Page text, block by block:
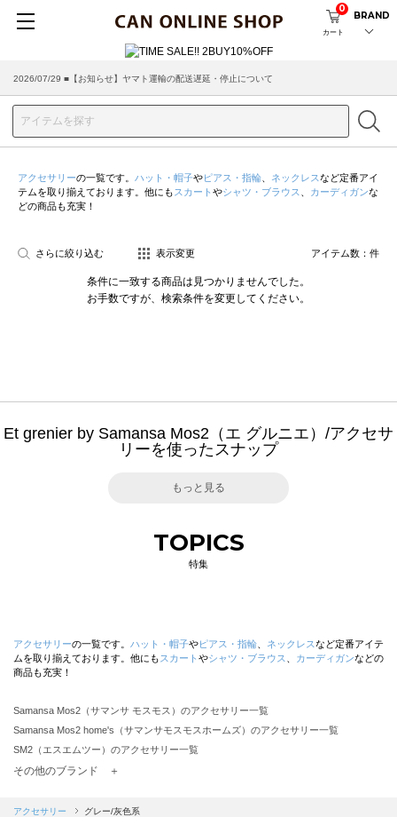
カート
0
BRAND
2026/07/29 ■【お知らせ】ヤマト運輸の配送遅延・停止について
アクセサリーの一覧です。 ハット・帽子やピアス・指輪 ネックレスなど定番アイ
テムを取り揃えております。他にも スカート やシャツ・ブラウス カーディガンな
どの商品も充実！
さらに絞り込む 表示変更 アイテム数： 件
条件に一致する商品は見つかりませんでした。
お手数ですが、検索条件を変更してください。
Et grenier by Samansa Mos2（エ グルニエ）/アクセサ
リーを使ったスナップ
もっと見る
TOPICS
特集
アクセサリーの一覧です。 ハット・帽子やピアス・指輪 ネックレスなど定番アイテ
ムを取り揃えております。他にも スカート やシャツ・ブラウス カーディガンなどの
商品も充実！
Samansa Mos2（サマンサ モスモス）のアクセサリー一覧
Samansa Mos2 home's（サマンサモスモスホームズ）のアクセサリー一覧
SM2（エスエムツー）のアクセサリー一覧
TSUHARU by Samansa Mos2（ツハルバイサマンサモスモス）のアクセサリー一覧
Samansa Mos2 blue（サマンサモスモス ブルー）のアクセサリー一覧
その他のブランド ＋
アクセサリー グレー/灰色系